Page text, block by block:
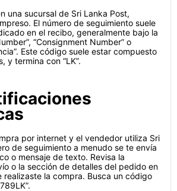
una sucursal de Sri Lanka Post,
El número de seguimiento suele
en el recibo, generalmente bajo la
“Consignment Number” o
Este código suele estar compuesto
y termina con “LK”.
por internet y el vendedor utiliza Sri
de seguimiento a menudo se te envía
o mensaje de texto. Revisa la
o la sección de detalles del pedido en
realizaste la compra. Busca un código